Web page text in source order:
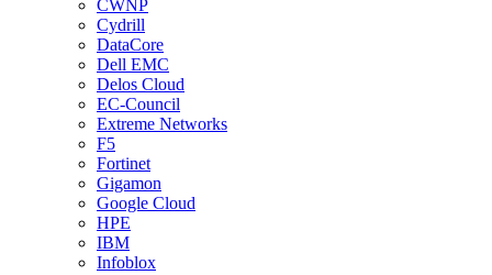
CWNP
Cydrill
DataCore
Dell EMC
Delos Cloud
EC-Council
Extreme Networks
F5
Fortinet
Gigamon
Google Cloud
HPE
IBM
Infoblox